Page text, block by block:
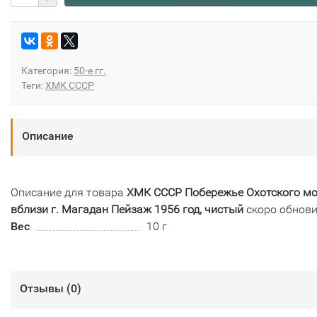
Категория: 50-е гг.
Теги:ХМК СССР
Описание
Описание для товара ХМК СССР Побережье Охотского
вблизи г. Магадан Пейзаж 1956 год, чистый скоро
Вес
10 г
Отзывы (0)